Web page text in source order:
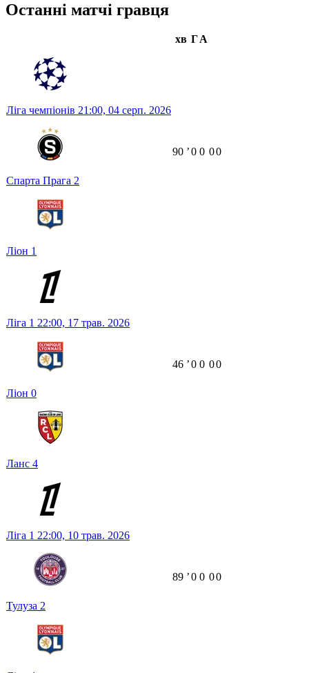
Останні матчі гравця
хв ГА
Ліга чемпіонів 21:00, 04 серп. 2026
Спарта Прага 2
Ліон 1
90 ʼ0 0 00
Ліга 1 22:00, 17 трав. 2026
Ліон 0
Ланс 4
46 ʼ0 0 00
Ліга 1 22:00, 10 трав. 2026
Тулуза 2
89 ʼ0 0 00